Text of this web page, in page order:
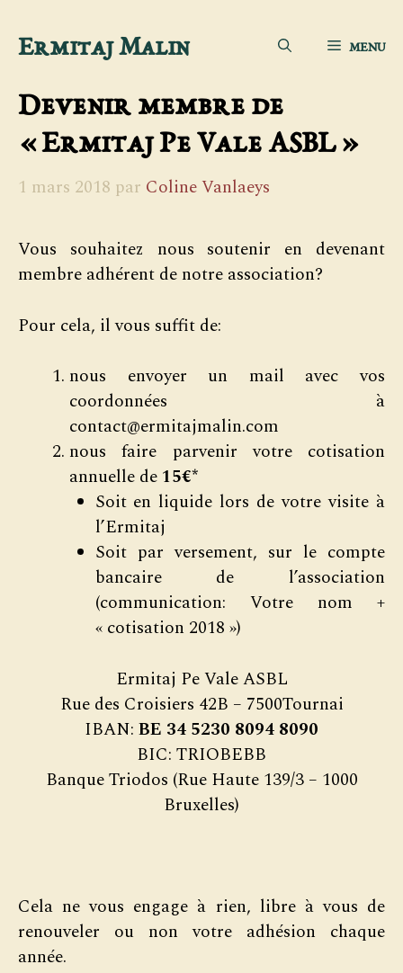
Aller
contenu
Ermitaj Malin MENU
Devenir membre de
« Ermitaj Pe Vale ASBL »
1 mars 2018 par Coline Vanlaeys
Vous souhaitez nous soutenir en devenant
membre adhérent de notre association?
Pour cela, il vous suffit de:
nous envoyer un mail avec vos
coordonnées à
contact@ermitajmalin.com
nous faire parvenir votre cotisation
annuelle de 15€*
Soit en liquide lors de votre visite à
l’Ermitaj
Soit par versement, sur le compte
bancaire de l’association
(communication: Votre nom +
« cotisation 2018 »)
Ermitaj Pe Vale ASBL
Rue des Croisiers 42B – 7500Tournai
IBAN: BE 34 5230 8094 8090
BIC: TRIOBEBB
Banque Triodos (Rue Haute 139/3 – 1000
Bruxelles)
Cela ne vous engage à rien, libre à vous de
renouveler ou non votre adhésion chaque
année.